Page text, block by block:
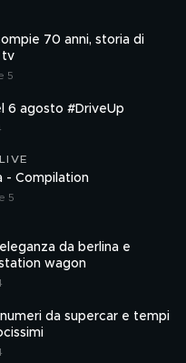
70 anni, storia di
tv
5
6 agosto #DriveUp
- Compilation
5
da berlina e
wagon
da supercar e tempi